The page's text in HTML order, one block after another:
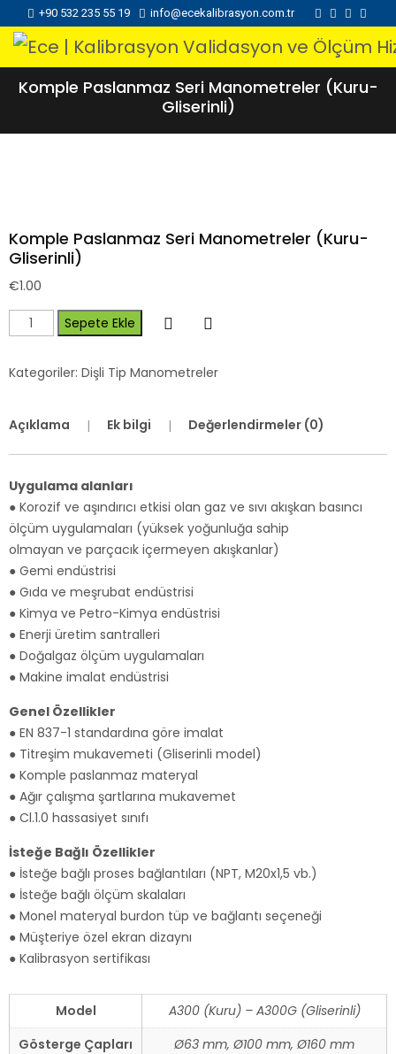
+90 532 235 55 19 info@ecekalibrasyon.com.tr
Komple Paslanmaz Seri Manometreler (Kuru-
Gliserinli)
Komple Paslanmaz Seri Manometreler (Kuru-
Gliserinli)
€1.00
Sepete Ekle
Kategoriler: Dişli Tip Manometreler
Açıklama Ek bilgi Değerlendirmeler (0)
Uygulama alanları
● Korozif ve aşındırıcı etkisi olan gaz ve sıvı akışkan basıncı
ölçüm uygulamaları (yüksek yoğunluğa sahip
olmayan ve parçacık içermeyen akışkanlar)
● Gemi endüstrisi
● Gıda ve meşrubat endüstrisi
● Kimya ve Petro-Kimya endüstrisi
● Enerji üretim santralleri
● Doğalgaz ölçüm uygulamaları
● Makine imalat endüstrisi
Genel Özellikler
● EN 837-1 standardına göre imalat
● Titreşim mukavemeti (Gliserinli model)
● Komple paslanmaz materyal
● Ağır çalışma şartlarına mukavemet
● Cl.1.0 hassasiyet sınıfı
İsteğe Bağlı Özellikler
● İsteğe bağlı proses bağlantıları (NPT, M20x1,5 vb.)
● İsteğe bağlı ölçüm skalaları
● Monel materyal burdon tüp ve bağlantı seçeneği
● Müşteriye özel ekran dizaynı
● Kalibrasyon sertifikası
Model
A300 (Kuru) – A300G (Gliserinli)
Gösterge Çapları
Ø63 mm, Ø100 mm, Ø160 mm